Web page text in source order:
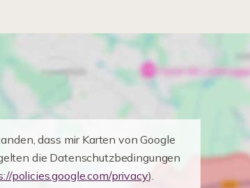
dass mir Karten von Google
die Datenschutzbedingungen
policies.google.com/privacy).